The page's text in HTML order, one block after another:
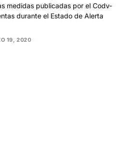
medidas publicadas por el Codv-
durante el Estado de Alerta
19, 2020